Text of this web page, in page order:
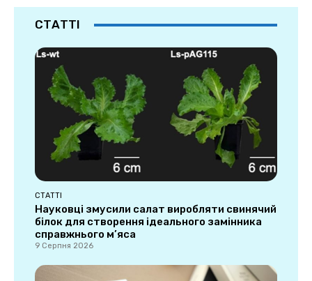
СТАТТІ
СТАТТІ
Науковці змусили салат виробляти свинячий
білок для створення ідеального замінника
справжнього м’яса
9 Серпня 2026